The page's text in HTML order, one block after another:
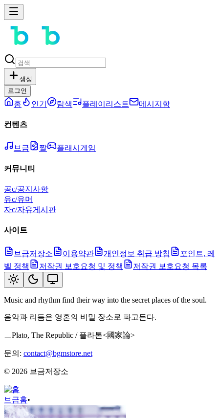
생성
로그인
홈 인기 탐색 플레이리스트 메시지함
컨텐츠
브금 짤 플래시게임
커뮤니티
공c/공지사항
유c/유머
자c/자유게시판
사이트
브금저장소 이용약관 개인정보 취급 방침
포인트, 레
벨 정책
저작권 보호요청 및 정책 저작권 보호요청 목록
Music and rhythm find their way into the secret places of the soul.
음악과 리듬은 영혼의 비밀 장소로 파고든다.
ㅡPlato, The Republic / 플라톤<國家論>
문의: contact@bgmstore.net
© 2026 브금저장소
브금홈•